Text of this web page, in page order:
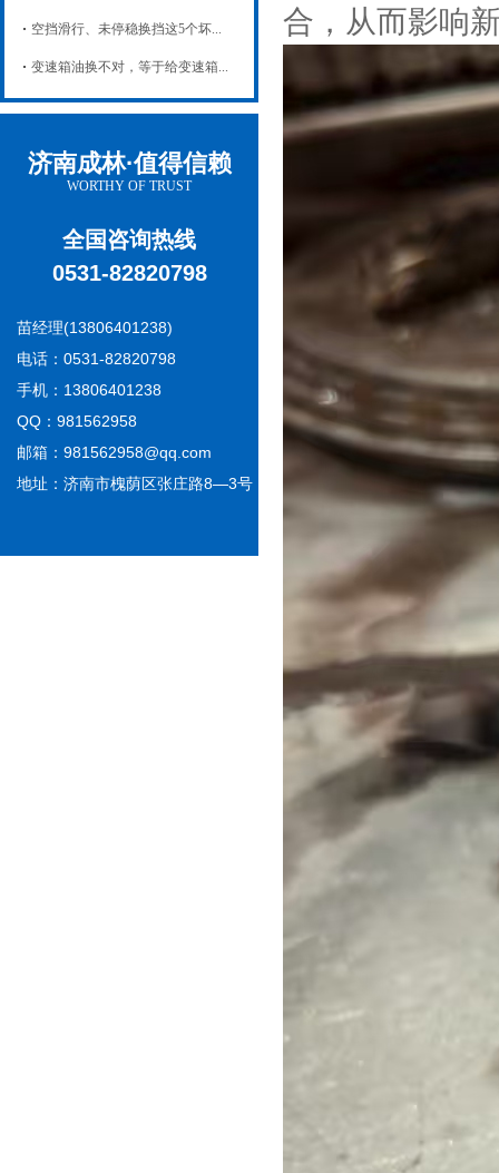
空挡滑行、未停稳换挡这5个坏...
变速箱油换不对，等于给变速箱...
济南成林·值得信赖
WORTHY OF TRUST
全国咨询热线
0531-82820798
苗经理(13806401238)
电话：0531-82820798
手机：13806401238
QQ：981562958
邮箱：981562958@qq.com
地址：济南市槐荫区张庄路8—3号
合，从而影响